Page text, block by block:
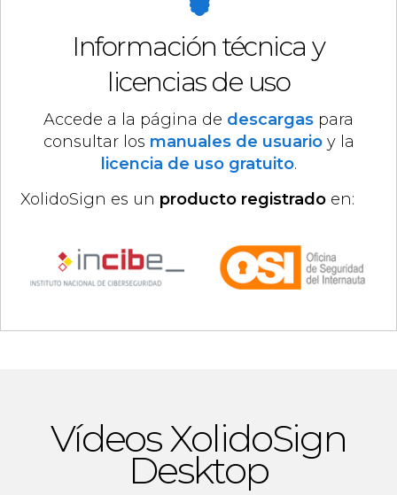
Información técnica y
licencias de uso
Accede a la página de descargas para
consultar los manuales de usuarioy la
licencia de uso gratuito.
XolidoSign es un producto registrado en:
Vídeos XolidoSign
Desktop